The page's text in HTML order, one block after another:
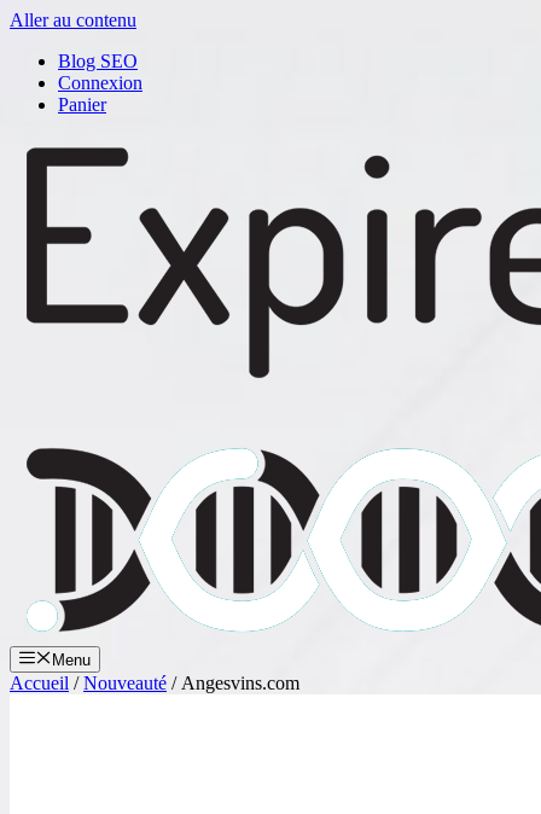
Aller au contenu
Blog SEO
Connexion
Panier
Menu
Accueil /Nouveauté / Angesvins.com